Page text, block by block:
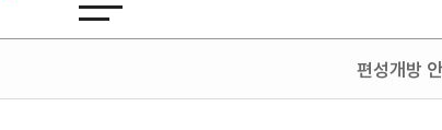
전체메뉴 열기
편성개방